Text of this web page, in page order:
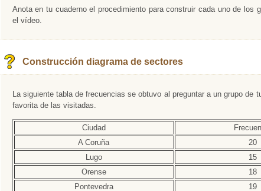
Anota en tu cuaderno el procedimiento para construir cada uno de los
el vídeo.
Construcción diagrama de sectores
La siguiente tabla de frecuencias se obtuvo al preguntar a un grupo de
favorita de las visitadas.
Ciudad
A Coruña
20
Lugo
15
Orense
18
Pontevedra
19